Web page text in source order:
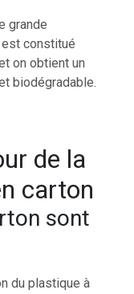
grande
est constitué
on obtient un
biodégradable.
de la
carton
sont
du plastique à